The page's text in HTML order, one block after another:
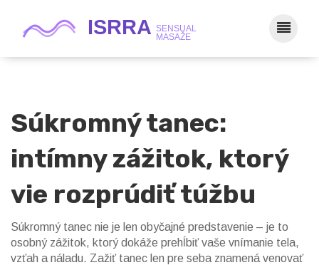
Súkromný tanec:
intímny zážitok, ktorý
vie rozprúdiť túžbu
Súkromný tanec nie je len obyčajné predstavenie – je to
osobný zážitok, ktorý dokáže prehĺbiť vaše vnímanie tela,
vzťah a náladu. Zažiť tanec len pre seba znamená venovať